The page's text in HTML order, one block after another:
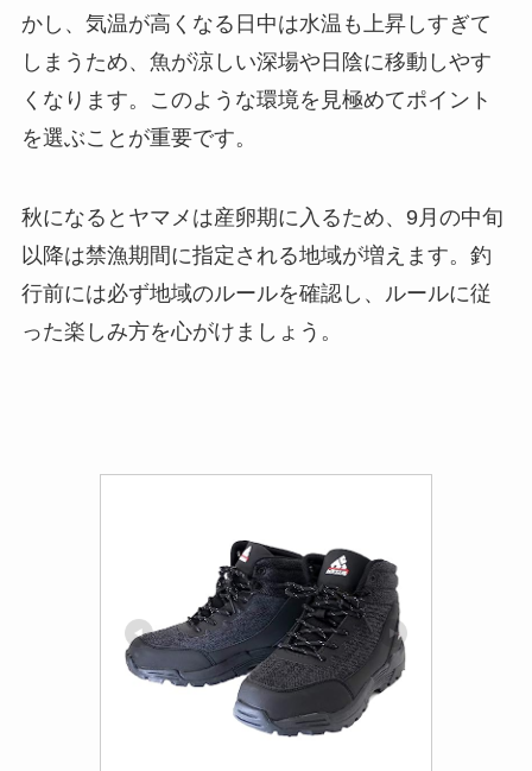
かし、気温が高くなる日中は水温も上昇しすぎて
しまうため、魚が涼しい深場や日陰に移動しやす
くなります。このような環境を見極めてポイント
を選ぶことが重要です。
秋になるとヤマメは産卵期に入るため、9月の中旬
以降は禁漁期間に指定される地域が増えます。釣
行前には必ず地域のルールを確認し、ルールに従
った楽しみ方を心がけましょう。